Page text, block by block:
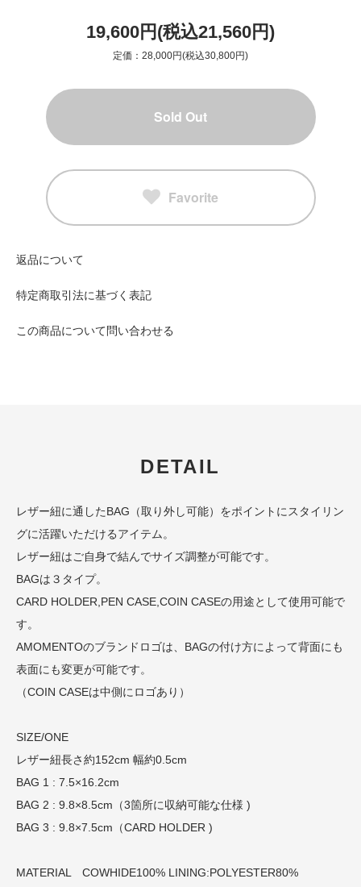
19,600円(税込21,560円)
定価：28,000円(税込30,800円)
Sold Out
Favorite
返品について
特定商取引法に基づく表記
この商品について問い合わせる
DETAIL
レザー紐に通したBAG（取り外し可能）をポイントにスタイリン
グに活躍いただけるアイテム。
レザー紐はご自身で結んでサイズ調整が可能です。
BAGは３タイプ。
CARD HOLDER,PEN CASE,COIN CASEの用途として使用可能で
す。
AMOMENTOのブランドロゴは、BAGの付け方によって背面にも
表面にも変更が可能です。
（COIN CASEは中側にロゴあり）
SIZE/ONE
レザー紐長さ約152cm 幅約0.5cm
BAG 1 : 7.5×16.2cm
BAG 2 : 9.8×8.5cm（3箇所に収納可能な仕様 )
BAG 3 : 9.8×7.5cm（CARD HOLDER )
MATERIAL COWHIDE100% LINING:POLYESTER80%